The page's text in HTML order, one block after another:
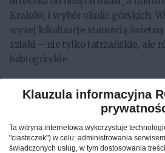
Kraków, i wybór okolic górskich.
wyżej lokalizacje stanowią świetną
szlaki – nie tylko tatrzańskie, ale
babiogórskie.
Zawoja wzbudza zainteresowanie
W roku 2020 wysoko na liście
(10. miejsce) znalazła się Zawoja.
stóp Babiej Góry, mieści się tam
Klauzula informacyjna
Ta witryna internetowa wykorzystuje
"ciasteczek") w celu: administrowania
świadczonych usług, w tym dostosowania